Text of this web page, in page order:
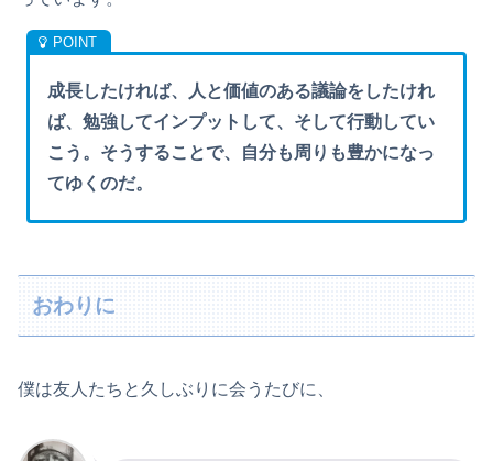
成長したければ、人と価値のある議論をしたけれ
ば、勉強してインプットして、そして行動してい
こう。そうすることで、自分も周りも豊かになっ
てゆくのだ。
おわりに
僕は友人たちと久しぶりに会うたびに、